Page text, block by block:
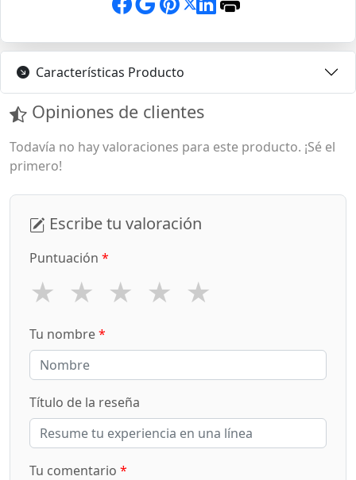
Características Producto
Opiniones de clientes
Todavía no hay valoraciones para este producto. ¡Sé el
primero!
Escribe tu valoración
Puntuación *
★ ★ ★ ★ ★
Tu nombre*
Título de la reseña
Tu comentario *